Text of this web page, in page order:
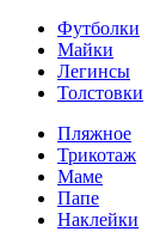
Футболки
Майки
Легинсы
Толстовки
Пляжное
Трикотаж
Маме
Папе
Наклейки